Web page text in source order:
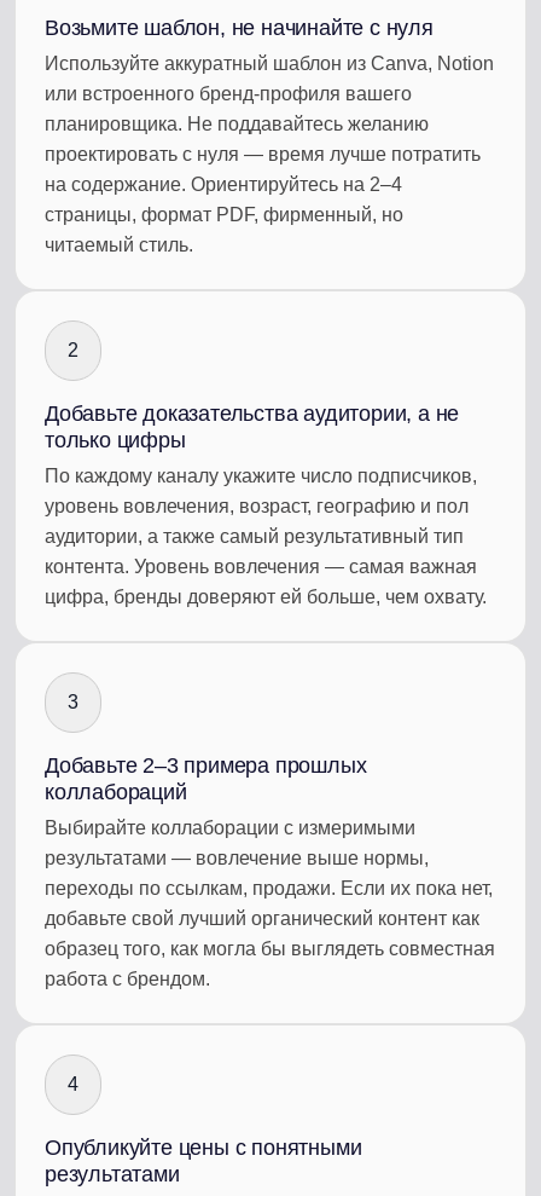
Возьмите шаблон, не начинайте с нуля
Используйте аккуратный шаблон из Canva, Notion
или встроенного бренд-профиля вашего
планировщика. Не поддавайтесь желанию
проектировать с нуля — время лучше потратить
на содержание. Ориентируйтесь на 2–4
страницы, формат PDF, фирменный, но
читаемый стиль.
2
Добавьте доказательства аудитории, а не
только цифры
По каждому каналу укажите число подписчиков,
уровень вовлечения, возраст, географию и пол
аудитории, а также самый результативный тип
контента. Уровень вовлечения — самая важная
цифра, бренды доверяют ей больше, чем охвату.
3
Добавьте 2–3 примера прошлых
коллабораций
Выбирайте коллаборации с измеримыми
результатами — вовлечение выше нормы,
переходы по ссылкам, продажи. Если их пока нет,
добавьте свой лучший органический контент как
образец того, как могла бы выглядеть совместная
работа с брендом.
4
Опубликуйте цены с понятными
результатами